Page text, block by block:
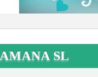
SL